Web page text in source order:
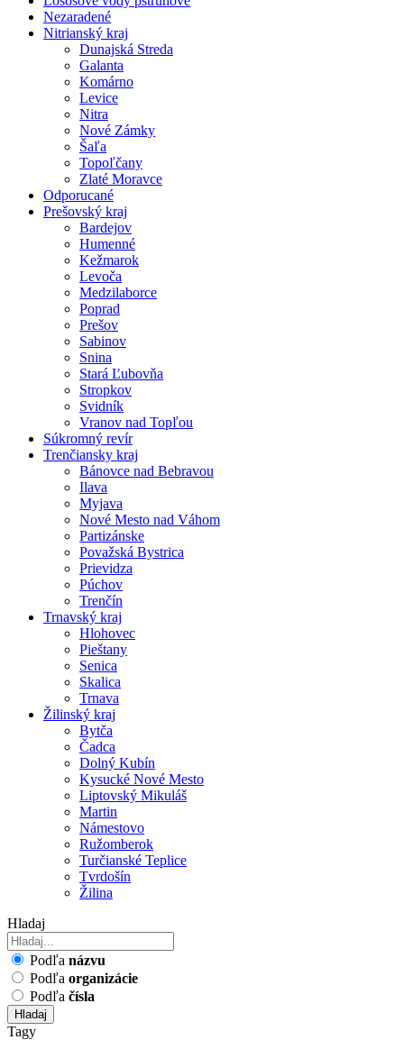
Nezaradené
Nitrianský kraj
Dunajská Streda
Galanta
Komárno
Levice
Nitra
Nové Zámky
Šaľa
Topoľčany
Zlaté Moravce
Odporucané
Prešovský kraj
Bardejov
Humenné
Kežmarok
Levoča
Medzilaborce
Poprad
Prešov
Sabinov
Snina
Stará Ľubovňa
Stropkov
Svidník
Vranov nad Topľou
Súkromný revír
Trenčiansky kraj
Bánovce nad Bebravou
Ilava
Myjava
Nové Mesto nad Váhom
Partizánske
Považská Bystrica
Prievidza
Púchov
Trenčín
Trnavský kraj
Hlohovec
Pieštany
Senica
Skalica
Trnava
Žilinský kraj
Bytča
Čadca
Dolný Kubín
Kysucké Nové Mesto
Liptovský Mikuláš
Martin
Námestovo
Ružomberok
Turčianské Teplice
Tvrdošín
Žilina
Hladaj
Podľa názvu
Podľa organizácie
Podľa čísla
Hladaj
Tagy